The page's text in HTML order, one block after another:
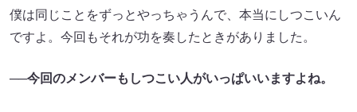
僕は同じことをずっとやっちゃうんで、本当にしつこいん
ですよ。今回もそれが功を奏したときがありました。
──今回のメンバーもしつこい人がいっぱいいますよね。